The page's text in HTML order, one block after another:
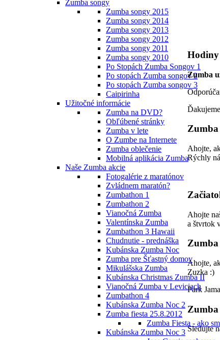
Zumba songy
Zumba songy 2015
Zumba songy 2014
Zumba songy 2013
Zumba songy 2012
Zumba songy 2011
Zumba songy 2010
Po Stopách Zumba Songov 1
Po stopách Zumba songov 2
Po stopách Zumba songov 3
Caipirinha
Užitočné informácie
Zumba na DVD?
Obľúbené stránky
Zumba v lete
O Zumbe na Internete
Zumba oblečenie
Mobilná aplikácia Zumba
Naše Zumba akcie
Fotogalérie z maratónov
Zvládnem maratón?
Zumbathon 1
Zumbathon 2
Vianočná Zumba
Valentínska Zumba
Zumbathon 3 Hawaii
Chudnutie - prednáška
Kubánska Zumba Noc
Zumba pre Šťastný domov
Mikulášska Zumba
Kubánska Christmas Zumba II
Vianočná Zumba v Leviciach
Zumbathon 4
Kubánska Zumba Noc 2
Zumba fiesta 25.8.2012
Zumba Fiesta - ako
Kubánska Zumba Noc 3
Hodiny
Zumba
Ahojte,
Rýchly
Ahojte
a štvrtok
Zumba
Ahojte,
Zuzka :)
Park
Sledujte